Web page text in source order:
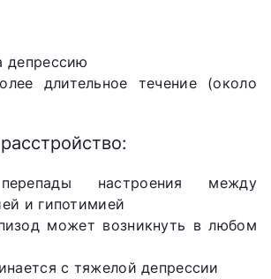
депрессию
длительное течение (около
настроения между
и гипотимией
может возникнуть в любом
с тяжелой депрессии